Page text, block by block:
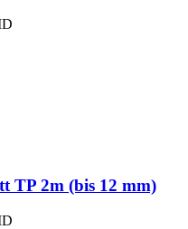
TP 2m (bis 12 mm)